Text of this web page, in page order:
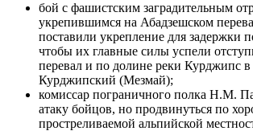
бой с фашистским заградительным
укрепившимся на Абадзешском
поставили укрепление для задержки
чтобы их главные силы успели
перевал и по долине реки Курджипс в
Курджипский (Мезмай);
комиссар пограничного полка Н.М.
атаку бойцов, но продвинуться по
простреливаемой альпийской